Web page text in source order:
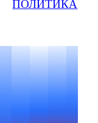
ПОЛИТИКА